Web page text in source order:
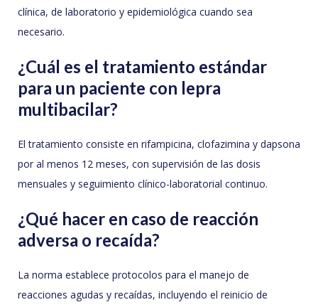
clínica, de laboratorio y epidemiológica cuando sea
necesario.
¿Cuál es el tratamiento estándar
para un paciente con lepra
multibacilar?
El tratamiento consiste en rifampicina, clofazimina y dapsona
por al menos 12 meses, con supervisión de las dosis
mensuales y seguimiento clínico-laboratorial continuo.
¿Qué hacer en caso de reacción
adversa o recaída?
La norma establece protocolos para el manejo de
reacciones agudas y recaídas, incluyendo el reinicio de